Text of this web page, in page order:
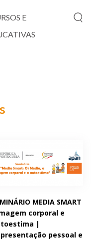
E
MEDIA SMART
corporal e
|
pessoal e